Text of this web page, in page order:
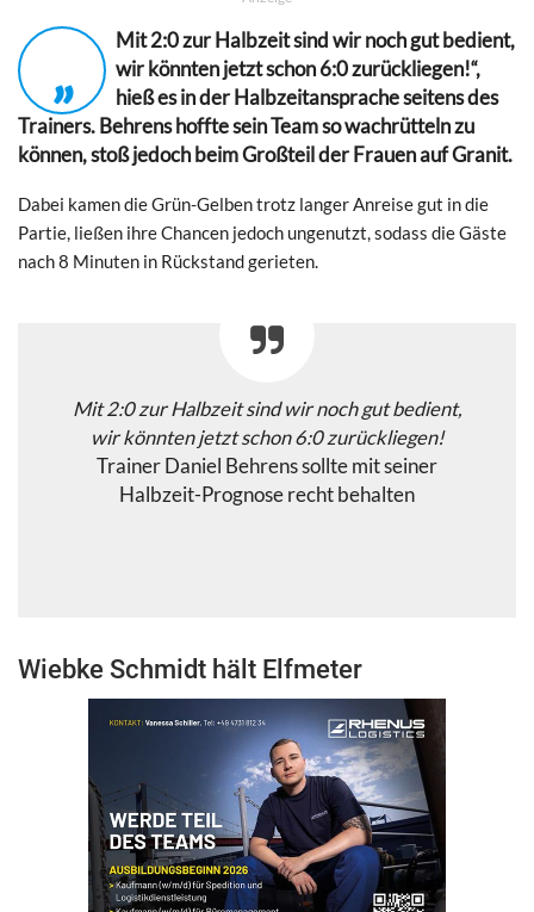
„
Mit 2:0 zur Halbzeit sind wir noch gut bedient,
wir könnten jetzt schon 6:0 zurückliegen!“,
hieß es in der Halbzeitansprache seitens des
Trainers. Behrens hoffte sein Team so wachrütteln zu
können, stoß jedoch beim Großteil der Frauen auf Granit.
Dabei kamen die Grün-Gelben trotz langer Anreise gut in die
Partie, ließen ihre Chancen jedoch ungenutzt, sodass die Gäste
nach 8 Minuten in Rückstand gerieten.
Mit 2:0 zur Halbzeit sind wir noch gut bedient,
wir könnten jetzt schon 6:0 zurückliegen!
Trainer Daniel Behrens sollte mit seiner
Halbzeit-Prognose recht behalten
Wiebke Schmidt hält Elfmeter